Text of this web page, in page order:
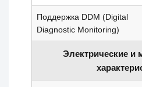
Поддержка DDM (Digital
Diagnostic Monitoring)
Электрические и